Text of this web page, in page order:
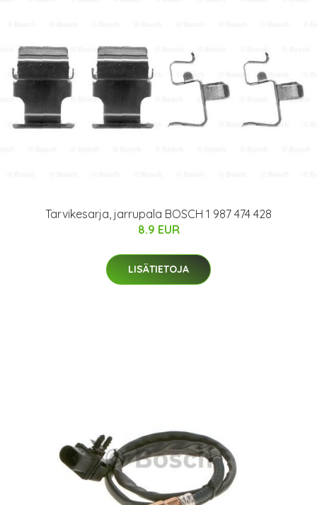
Tarvikesarja, jarrupala BOSCH 1 987 474 428
8.9 EUR
LISÄTIETOJA